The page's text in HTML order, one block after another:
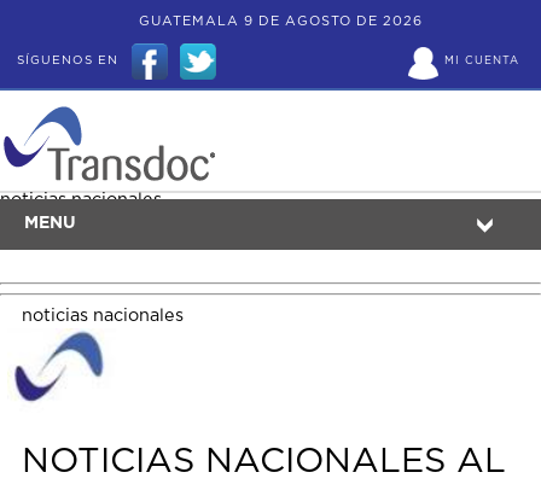
GUATEMALA 9 DE AGOSTO DE 2026
MI CUENTA
SÍGUENOS EN
MENU
noticias nacionales
noticias nacionales
NOTICIAS NACIONALES AL